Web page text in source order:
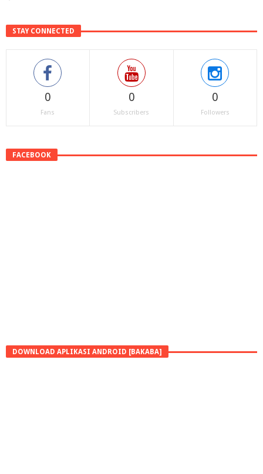
STAY CONNECTED
0
Fans
0
Subscribers
0
Followers
FACEBOOK
DOWNLOAD APLIKASI ANDROID [BAKABA]